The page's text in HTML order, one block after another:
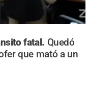
fatal. Quedó
que mató a un